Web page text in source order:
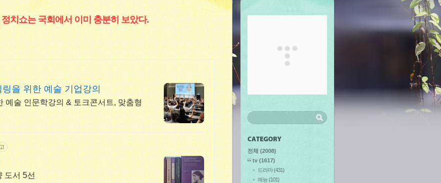
치쇼는 국회에서 이미 충분히 보았다.
을 위한 예술 기업강의
예술 인문학강의 & 토크콘서트, 맞춤형
도서 5선
전체 (2008)
tv (1617)
드라마(431)
예능(101)